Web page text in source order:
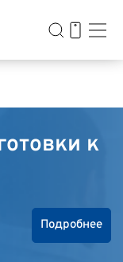
к
Подробнее